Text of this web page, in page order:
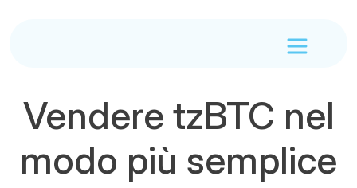
Vendere tzBTC nel
modo più semplice